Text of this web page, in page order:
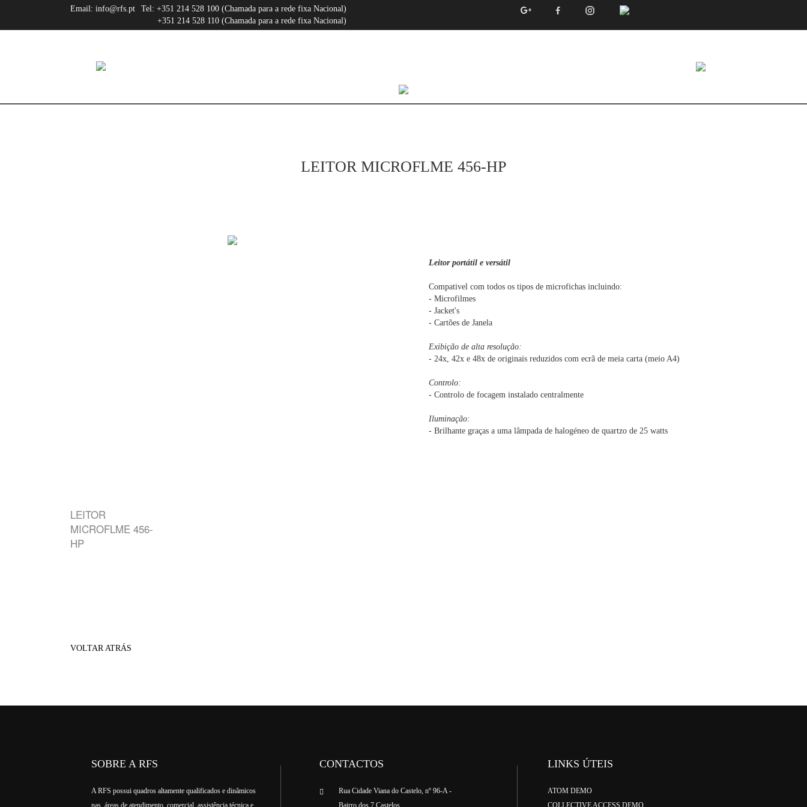
Email: info@rfs.pt Tel: +351 214 528 100 (Chamada para a rede fixa Nacional)
+351 214 528 110 (Chamada para a rede fixa Nacional)
LEITOR MICROFLME 456-HP
Leitor portátil e versátil
Compativel com todos os tipos de microfichas incluindo:
- Microfilmes
- Jacket's
- Cartões de Janela
Exibição de alta resolução:
- 24x, 42x e 48x de originais reduzidos com ecrã de meia carta (meio A4)
Controlo:
- Controlo de focagem instalado centralmente
Iluminação:
- Brilhante graças a uma lâmpada de halogéneo de quartzo de 25 watts
LEITOR
MICROFLME 456-
HP
VOLTAR ATRÁS
SOBRE A RFS
A RFS possui quadros altamente qualificados e dinâmicos
nas áreas de atendimento, comercial, assistência técnica e
CONTACTOS
Rua Cidade Viana do Castelo, nº 96-A -
Bairro dos 7 Castelos
LINKS ÚTEIS
ATOM DEMO
COLLECTIVE ACCESS DEMO